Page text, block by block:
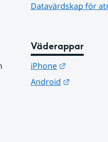
Datavärdskap för
Väderappar
iPhone
Länk till
Android
Länk till